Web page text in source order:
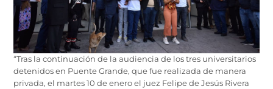
“Tras la continuación de la audiencia de los tres universitarios
detenidos en Puente Grande, que fue realizada de manera
privada, el martes 10 de enero el juez Felipe de Jesús Rivera